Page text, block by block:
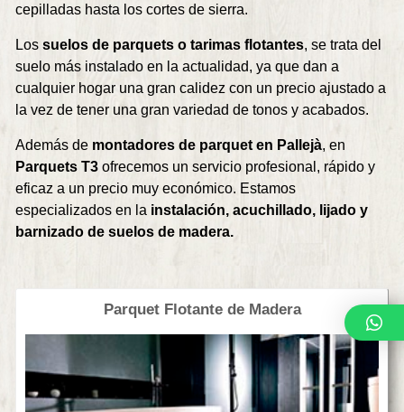
cepilladas hasta los cortes de sierra.
Los suelos de parquets o tarimas flotantes, se trata del
suelo más instalado en la actualidad, ya que dan a
cualquier hogar una gran calidez con un precio ajustado a
la vez de tener una gran variedad de tonos y acabados.
Además de montadores de parquet en Pallejà, en
Parquets T3 ofrecemos un servicio profesional, rápido y
eficaz a un precio muy económico. Estamos
especializados en la instalación, acuchillado, lijado y
barnizado de suelos de madera.
Parquet Flotante de Madera